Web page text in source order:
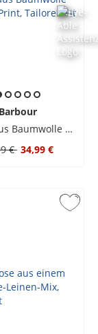
Barbour
T-Shirt aus Baumwolle mit Label-Print, Tailored Fit
€ 34,99 €